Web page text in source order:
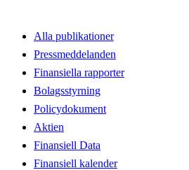
Alla publikationer
Pressmeddelanden
Finansiella rapporter
Bolagsstyrning
Policydokument
Aktien
Finansiell Data
Finansiell kalender